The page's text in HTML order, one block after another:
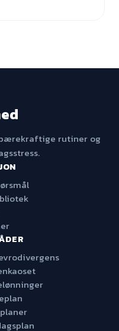
rutiner og